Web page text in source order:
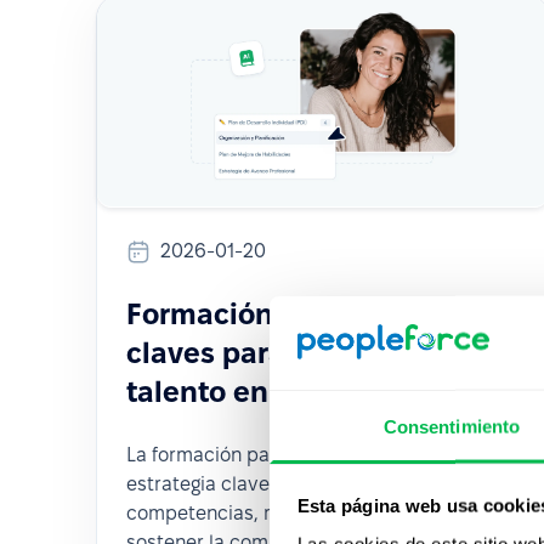
Consentimiento
Esta página web usa
2026-01-20
Formación para el trabajo:
claves para potenciar el
talento en tu empresa
La formación para el trabajo es una
estrategia clave para desarrollar
competencias, mejorar el desempeño y